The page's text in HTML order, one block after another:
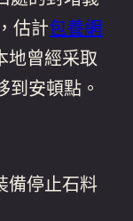
估計包養網
地曾經采取
到安頓點。
備停止石料